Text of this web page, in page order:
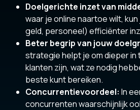
Doelgerichte inzet van
waar je online naartoe wilt,
geld, personeel) efficiënter
Beter begrip van jouw
strategie helpt je om dieper in
klanten zijn, wat ze nodig
beste kunt bereiken.
Concurrentievoordeel: In
concurrenten waarschijnlijk